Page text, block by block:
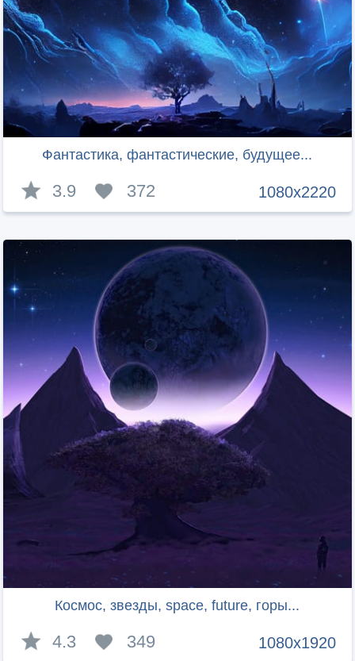
Фантастика, фантастические, будущее...
1080x2220
3.9 372
Космос, звезды, space, future, горы...
1080x1920
4.3 349